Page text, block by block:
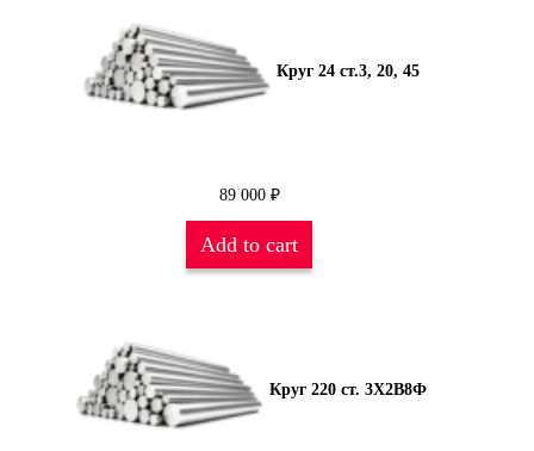
Круг 24 ст.3, 20, 45
89 000 ₽
Add to cart
Круг 220 ст. 3Х2В8Ф